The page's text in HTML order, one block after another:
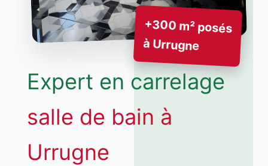
+300 m² posés
à Urrugne
Expert en carrelage
salle de bain à
Urrugne